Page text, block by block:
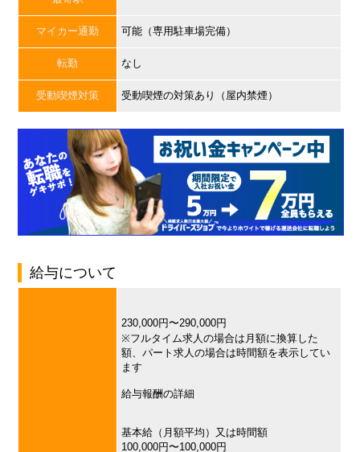
マイカー通勤 可能（専用駐車場完備）
転勤 なし
受動喫煙対策 受動喫煙の対策あり（屋内禁煙）
給与について
230,000円〜290,000円
※フルタイム求人の場合は月額に換算した
額、パート求人の場合は時間額を表示してい
ます
給与報酬の詳細
基本給（月額平均）又は時間額
100,000円〜100,000円